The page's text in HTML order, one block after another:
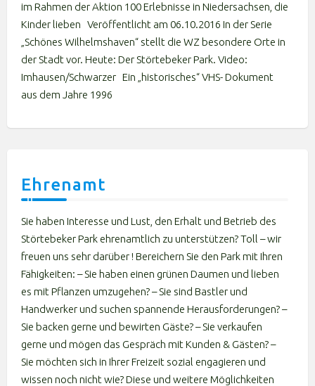
im Rahmen der Aktion 100 Erlebnisse in Niedersachsen, die
Kinder lieben Veröffentlicht am 06.10.2016 In der Serie
„Schönes Wilhelmshaven“ stellt die WZ besondere Orte in
der Stadt vor. Heute: Der Störtebeker Park. Video:
Imhausen/Schwarzer Ein „historisches“ VHS- Dokument
aus dem Jahre 1996
Ehrenamt
Sie haben Interesse und Lust, den Erhalt und Betrieb des
Störtebeker Park ehrenamtlich zu unterstützen? Toll – wir
freuen uns sehr darüber ! Bereichern Sie den Park mit Ihren
Fähigkeiten: – Sie haben einen grünen Daumen und lieben
es mit Pflanzen umzugehen? – Sie sind Bastler und
Handwerker und suchen spannende Herausforderungen? –
Sie backen gerne und bewirten Gäste? – Sie verkaufen
gerne und mögen das Gespräch mit Kunden & Gästen? –
Sie möchten sich in Ihrer Freizeit sozial engagieren und
wissen noch nicht wie? Diese und weitere Möglichkeiten